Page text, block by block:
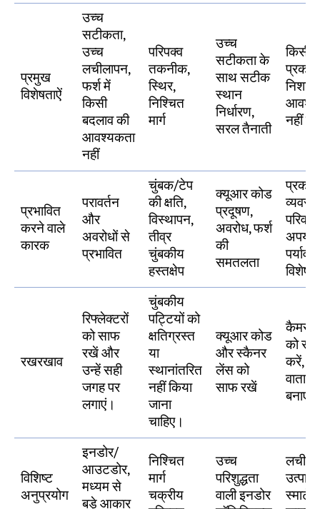
प्रमुख
विशेषताऐं
उच्च
सटीकता,
उच्च
लचीलापन,
फर्श में
किसी
बदलाव की
आवश्यकता
नहीं
परिपक्व
तकनीक,
स्थिर,
निश्चित
मार्ग
उच्च
सटीकता के
साथ सटीक
स्थान
निर्धारण,
सरल तैनाती
किसी
नहीं
प्रभावित
करने वाले
कारक
परावर्तन
और
अवरोधों से
प्रभावित
चुंबक/टेप
की क्षति,
विस्थापन,
तीव्र
चुंबकीय
हस्तक्षेप
क्यूआर कोड
प्रदूषण,
अवरोध, फर्श
की
समतलता
प्रकाश
रखरखाव
रिफ्लेक्टरों
को साफ
रखें और
उन्हें सही
जगह पर
लगाएं।
चुंबकीय
पट्टियों को
क्षतिग्रस्त
या
स्थानांतरित
नहीं किया
जाना
चाहिए।
क्यूआर कोड
और स्कैनर
लेंस को
साफ रखें
कैमरा
को
करें,
बनाए
विशिष्ट
अनुप्रयोग
इनडोर/
आउटडोर,
मध्यम से
बड़े आकार
निश्चित
मार्ग
चक्रीय
उच्च
परिशुद्धता
वाली इनडोर
लचीला
स्मार्ट